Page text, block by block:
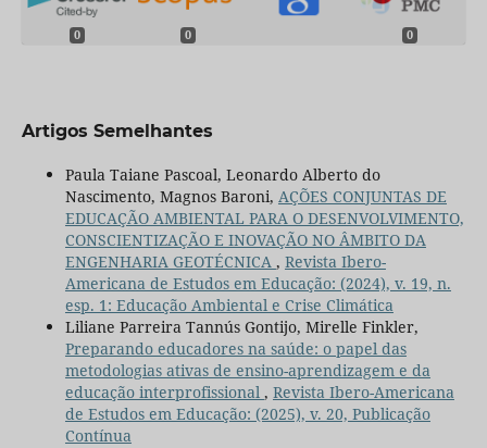
0 0 0
Artigos Semelhantes
Paula Taiane Pascoal, Leonardo Alberto do
Nascimento, Magnos Baroni, AÇÕES CONJUNTAS DE
EDUCAÇÃO AMBIENTAL PARA O DESENVOLVIMENTO,
CONSCIENTIZAÇÃO E INOVAÇÃO NO ÂMBITO DA
ENGENHARIA GEOTÉCNICA , Revista Ibero-
Americana de Estudos em Educação: (2024), v. 19, n.
esp. 1: Educação Ambiental e Crise Climática
Liliane Parreira Tannús Gontijo, Mirelle Finkler,
Preparando educadores na saúde: o papel das
metodologias ativas de ensino-aprendizagem e da
educação interprofissional , Revista Ibero-Americana
de Estudos em Educação: (2025), v. 20, Publicação
Contínua